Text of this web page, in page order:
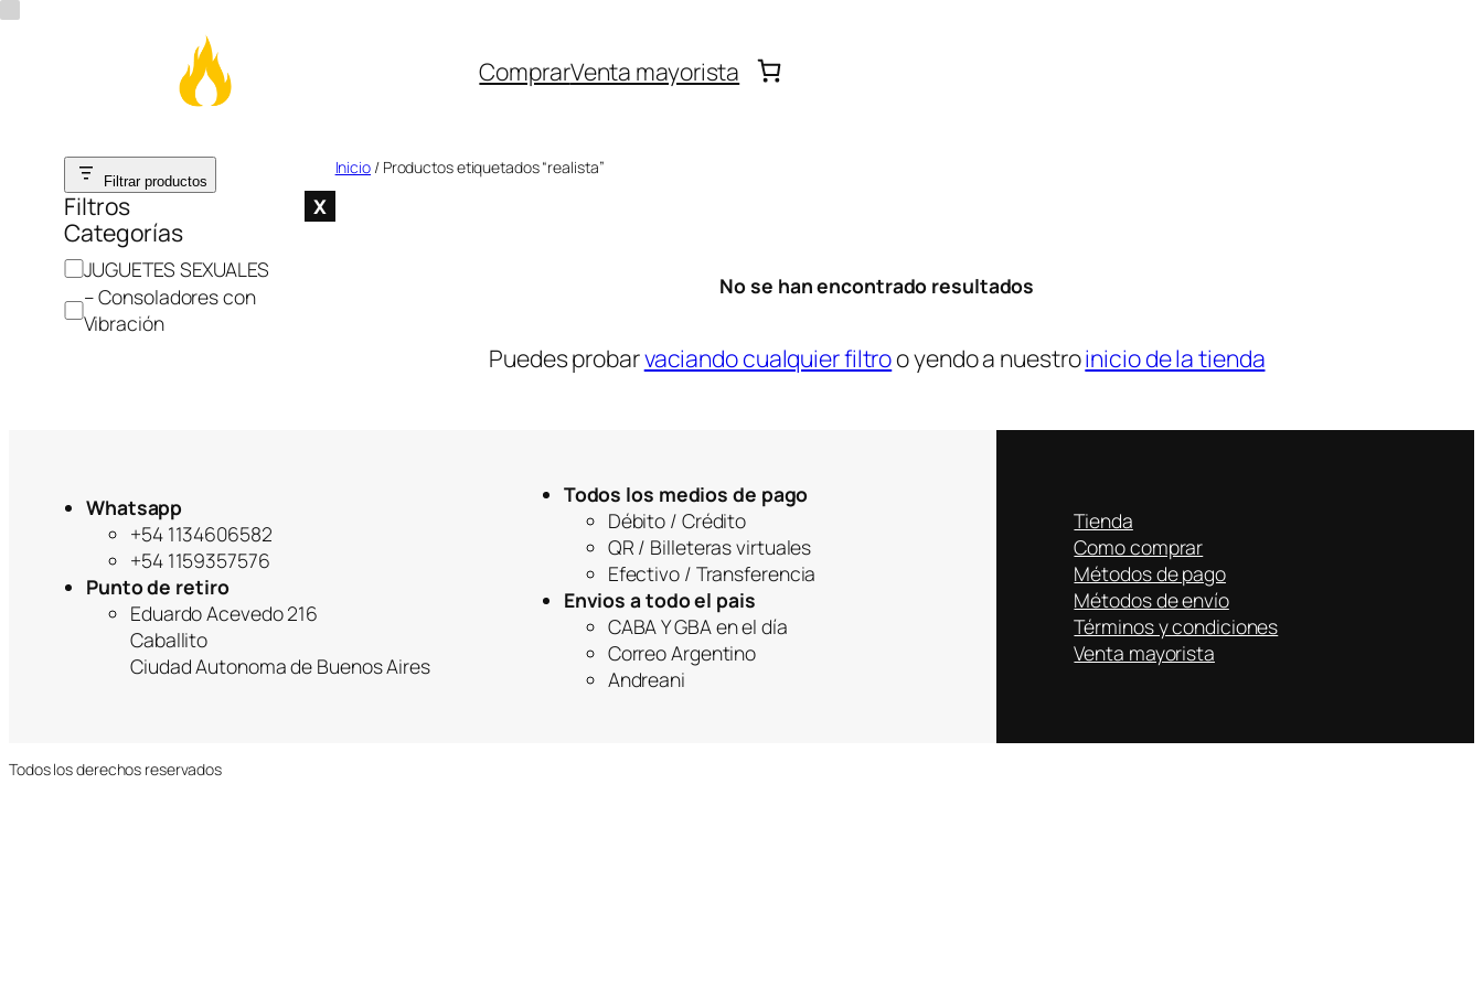
ComprarVenta mayorista
Saltar
contenido
Filtrar productos
Filtros X
Categorías
C
t
JUGUETES SEXUALES
– Consoladores con
Vibración
Inicio / Productos etiquetados “realista”
No se han encontrado resultados
Puedes probarvaciando cualquier filtroo yendo a nuestroinicio de la tienda
Whatsapp
+54 1134606582
+54 1159357576
Punto de retiro
Eduardo Acevedo 216
Caballito
Ciudad Autonoma de Buenos Aires
Todos los medios de pago
Débito / Crédito
QR / Billeteras virtuales
Efectivo / Transferencia
Envios a todo el pais
CABA Y GBA en el día
Correo Argentino
Andreani
Tienda
Como comprar
Métodos de pago
Métodos de envío
Términos y condiciones
Venta mayorista
Todos los derechos reservados